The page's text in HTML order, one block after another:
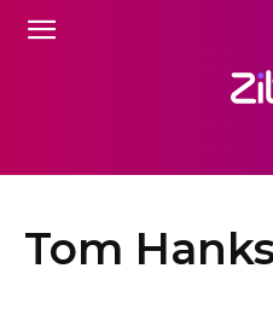
Tom